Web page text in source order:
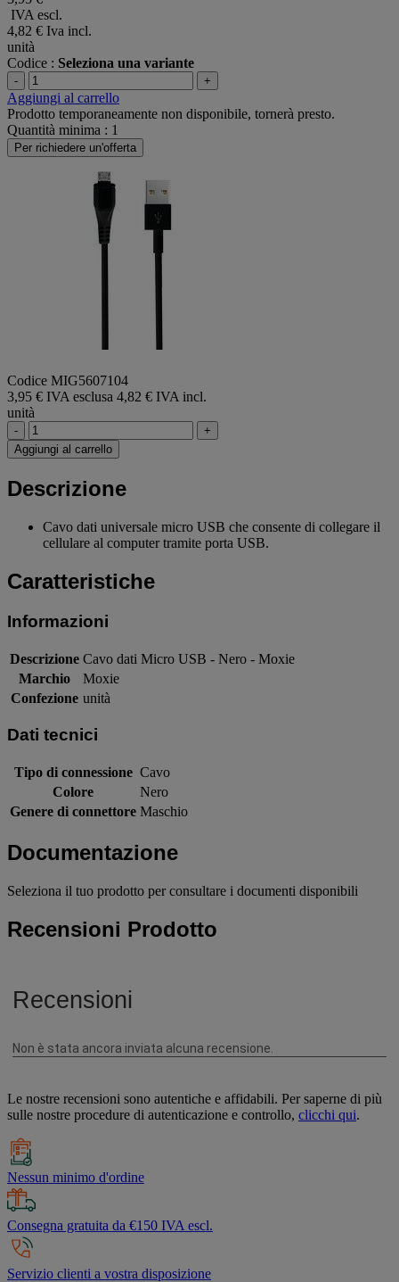
IVA escl.
4,82 € Iva incl.
unità
Codice : Seleziona una variante
- +
Aggiungi al carrello
Prodotto temporaneamente non disponibile, tornerà presto.
Quantità minima : 1
Per richiedere un'offerta
Codice MIG5607104
3,95 € IVA esclusa 4,82 € IVA incl.
unità
-
+
Aggiungi al carrello
Descrizione
Cavo dati universale micro USB che consente di collegare il
cellulare al computer tramite porta USB.
Caratteristiche
Informazioni
Descrizione Cavo dati Micro USB - Nero - Moxie
Marchio
Moxie
Confezione unità
Dati tecnici
Tipo di connessione Cavo
Colore
Nero
Genere di connettore Maschio
Documentazione
Seleziona il tuo prodotto per consultare i documenti disponibili
Recensioni Prodotto
Le nostre recensioni sono autentiche e affidabili. Per saperne di più
sulle nostre procedure di autenticazione e controllo, clicchi qui.
Nessun minimo d'ordine
Consegna gratuita da €150 IVA escl.
Servizio clienti a vostra disposizione